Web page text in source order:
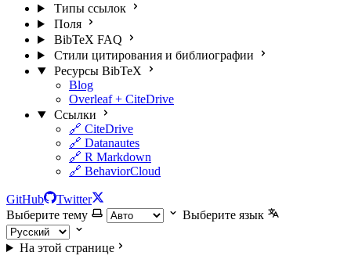
Типы ссылок
Поля
BibTeX FAQ
Стили цитирования и библиографии
Ресурсы BibTeX
Blog
Overleaf + CiteDrive
Ссылки
🔗 CiteDrive
🔗 Datanautes
🔗 R Markdown
🔗 BehaviorCloud
GitHub
Twitter
Выберите тему
Выберите язык
На этой странице